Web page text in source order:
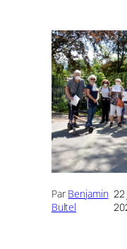
ParBenjamin
Bultel
22